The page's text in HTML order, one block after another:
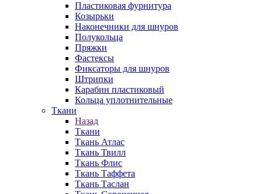
Пластиковая фурнитура
Козырьки
Наконечники для шнуров
Полукольца
Пряжки
Фастексы
Фиксаторы для шнуров
Штрипки
Карабин пластиковый
Кольца уплотнительные
Ткани
Назад
Ткани
Ткань Атлас
Ткань Твилл
Ткань Флис
Ткань Таффета
Ткань Таслан